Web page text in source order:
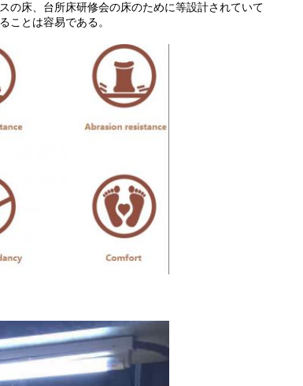
の床、台所床研修会の床のために等設計されていて
ことは容易である。